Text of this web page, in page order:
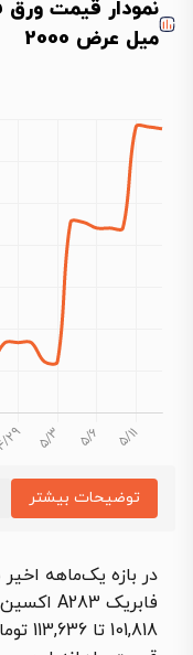
میل عرض 2000
توضیحات بیشتر
در بازه یک‌ماهه اخیر منتهی
فابریک A283 اکسین ضخامت 8 میل عرض 2000 بین